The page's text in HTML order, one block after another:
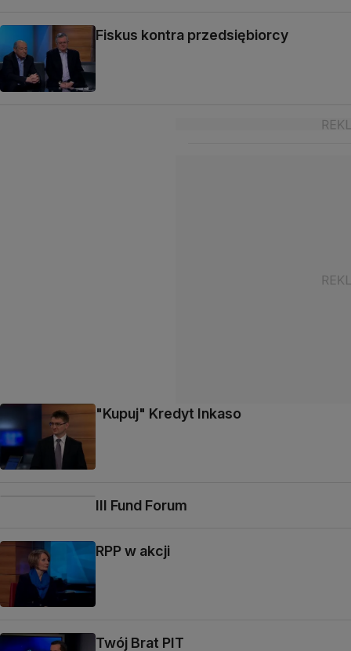
Fiskus kontra przedsiębiorcy
"Kupuj" Kredyt Inkaso
III Fund Forum
RPP w akcji
Twój Brat PIT